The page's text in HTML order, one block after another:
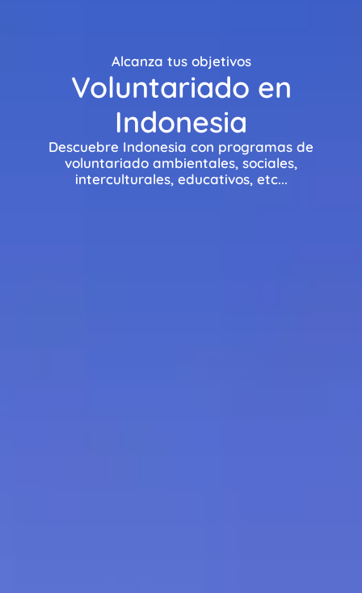
Voluntariado en
Indonesia
Descuebre Indonesia con programas de
voluntariado ambientales, sociales,
interculturales, educativos, etc...
Alcanza tus objetivos